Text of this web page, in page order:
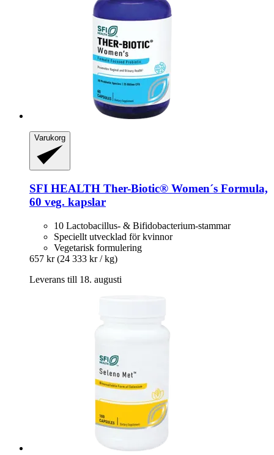
Varukorg
SFI HEALTH Ther-​Biotic® Women´s Formula,
60 veg. kapslar
10 Lactobacillus- & Bifidobacterium-stammar
Speciellt utvecklad för kvinnor
Vegetarisk formulering
657 kr (24 333 kr / kg)
Leverans till 18. augusti